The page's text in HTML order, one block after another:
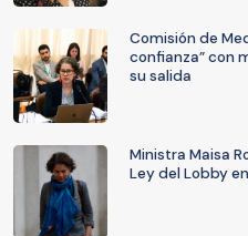
Comisión de
confianza” con
su salida
Ministra Maisa
Ley del Lobby